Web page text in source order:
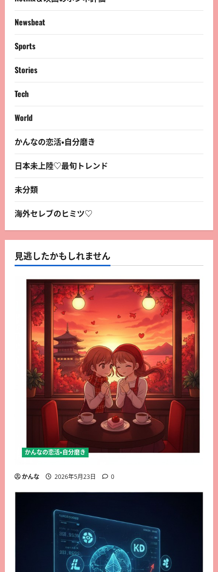
Newsbeat
Sports
Stories
Tech
World
かんなの恋活・自分磨き
日本未上陸♡最旬トレンド
未分類
海外セレブのヒミツ♡
見逃したかもしれません
かんなの恋活・自分磨き
かんな 2026年5月23日 0